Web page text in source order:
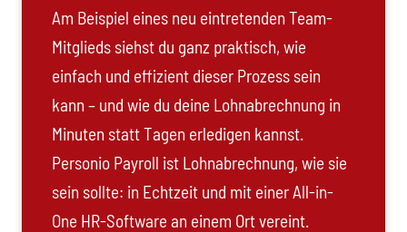
Am Beispiel eines neu eintretenden Team-
Mitglieds siehst du ganz praktisch, wie
einfach und effizient dieser Prozess sein
kann – und wie du deine Lohnabrechnung in
Minuten statt Tagen erledigen kannst.
Personio Payroll ist Lohnabrechnung, wie sie
sein sollte: in Echtzeit und mit einer All-in-
One HR-Software an einem Ort vereint.